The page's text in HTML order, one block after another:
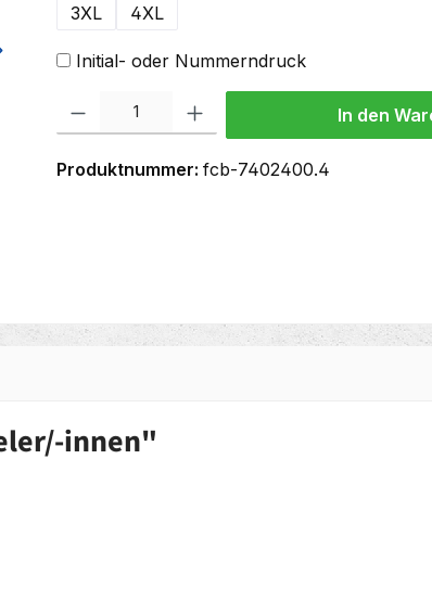
3XL
4XL
Initial- oder Nummerndruck
Produkt Anzahl: Gib den gewünschten Wert ein oder
In den
Produktnummer: fcb-7402400.4
innen"